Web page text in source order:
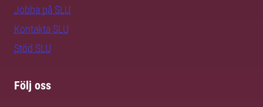
Jobba på SLU
Kontakta SLU
Stöd SLU
Följ oss